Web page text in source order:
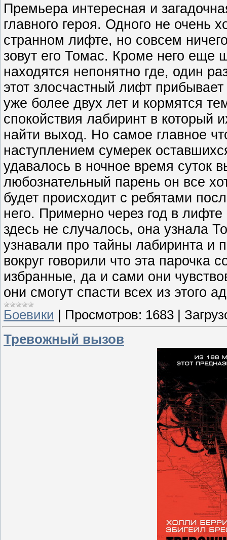
Премьера интересная и
главного героя. Одного не очень
странном лифте, но совсем
зовут его Томас. Кроме него еще
находятся непонятно где, один
этот злосчастный лифт
уже более двух лет и кормятся
спокойствия лабиринт в который
найти выход. Но самое главное
наступлением сумерек
удавалось в ночное время суток
любознательный парень он все
будет происходит с ребятами
него. Примерно через год в
здесь не случалось, она узнала
узнавали про тайны лабиринта и
вокруг говорили что эта парочка
избранные, да и сами они
они смогут спасти всех из этого
Боевики Просмотров: 1683
Тревожный вызов